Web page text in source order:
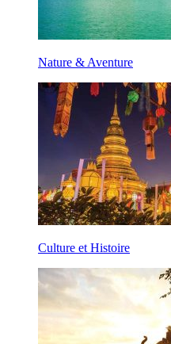
Nature & Aventure
Culture et Histoire